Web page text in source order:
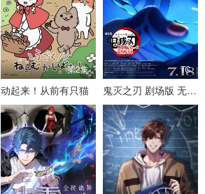
第2集
动起来！从前有只猫
TC
鬼灭之刃 剧场版 无限城篇第一章 猗窝座再来